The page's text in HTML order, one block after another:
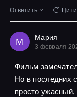
Ответить
М Мария
3 февраля
Фильм
Но в последних
просто ужасный,